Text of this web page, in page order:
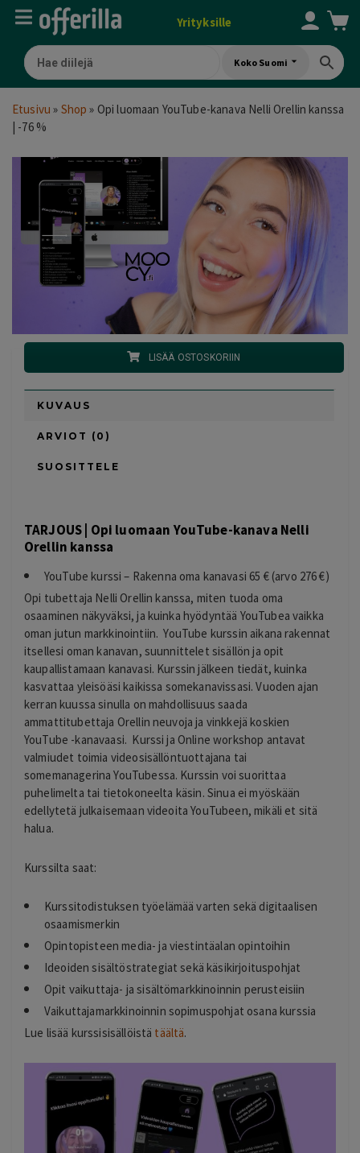
Yrityksille
Koko Suomi
Etusivu » Shop » Opi luomaan YouTube-kanava Nelli Orellin kanssa
| -76 %
LISÄÄ OSTOSKORIIN
KUVAUS
ARVIOT (0)
SUOSITTELE
TARJOUS | Opi luomaan YouTube-kanava Nelli
Orellin kanssa
YouTube kurssi – Rakenna oma kanavasi 65 € (arvo 276 €)
Opi tubettaja Nelli Orellin kanssa, miten tuoda oma
osaaminen näkyväksi, ja kuinka hyödyntää YouTubea vaikka
oman jutun markkinointiin. YouTube kurssin aikana rakennat
itsellesi oman kanavan, suunnittelet sisällön ja opit
kaupallistamaan kanavasi. Kurssin jälkeen tiedät, kuinka
kasvattaa yleisöäsi kaikissa somekanavissasi. Vuoden ajan
kerran kuussa sinulla on mahdollisuus saada
ammattitubettaja Orellin neuvoja ja vinkkejä koskien
YouTube -kanavaasi. Kurssi ja Online workshop antavat
valmiudet toimia videosisällöntuottajana tai
somemanagerina YouTubessa. Kurssin voi suorittaa
puhelimelta tai tietokoneelta käsin. Sinua ei myöskään
edellytetä julkaisemaan videoita YouTubeen, mikäli et sitä
halua.
Kurssilta saat:
Kurssitodistuksen työelämää varten sekä digitaalisen
osaamismerkin
Opintopisteen media- ja viestintäalan opintoihin
Ideoiden sisältöstrategiat sekä käsikirjoituspohjat
Opit vaikuttaja- ja sisältömarkkinoinnin perusteisiin
Vaikuttajamarkkinoinnin sopimuspohjat osana kurssia
Lue lisää kurssisisällöistä täältä.